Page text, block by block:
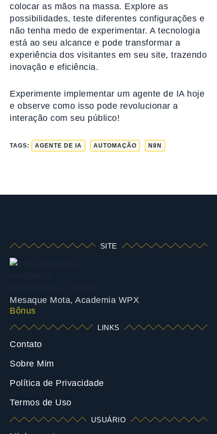
colocar as mãos na massa. Explore as
possibilidades, teste diferentes configurações e
não tenha medo de experimentar. A tecnologia
está ao seu alcance e pode transformar a
experiência dos visitantes em seu site, trazendo
inovação e eficiência.
Experimente implementar um agente de IA hoje
e observe como isso pode revolucionar a
interação com seu público!
TAGS: AGENTE DE IA AUTOMAÇÃO N8N
SITE
Mesaque Mota, Academia WPX
Bônus
LINKS
Contato
Sobre Mim
Política de Privacidade
Termos de Uso
USUÁRIO